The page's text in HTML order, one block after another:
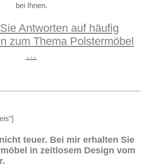
bei Ihnen.
Antworten auf häufig
zum Thema Polstermöbel
…
teuer. Bei mir erhalten Sie
in zeitlosem Design vom